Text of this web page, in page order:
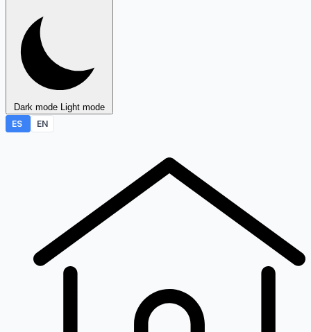
Dark mode Light mode
ES
EN